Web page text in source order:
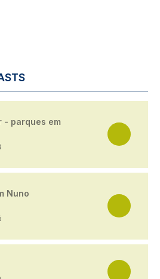
- parques em
Nuno